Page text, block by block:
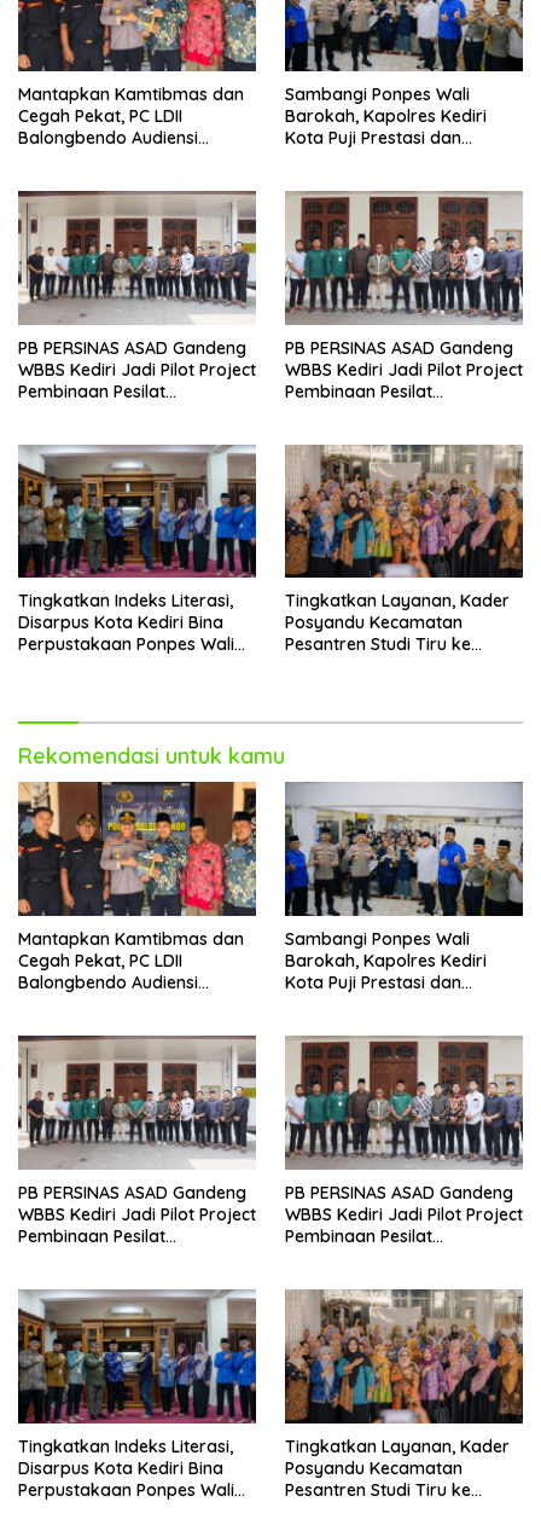
Mantapkan Kamtibmas dan
Cegah Pekat, PC LDII
Balongbendo Audiensi
Sambangi Ponpes Wali
Barokah, Kapolres Kediri
Kota Puji Prestasi dan
PB PERSINAS ASAD Gandeng
WBBS Kediri Jadi Pilot Project
Pembinaan Pesilat
PB PERSINAS ASAD Gandeng
WBBS Kediri Jadi Pilot Project
Pembinaan Pesilat
Tingkatkan Indeks Literasi,
Disarpus Kota Kediri Bina
Perpustakaan Ponpes Wali
Tingkatkan Layanan, Kader
Posyandu Kecamatan
Pesantren Studi Tiru ke
Rekomendasi untuk kamu
Mantapkan Kamtibmas dan
Cegah Pekat, PC LDII
Balongbendo Audiensi
Sambangi Ponpes Wali
Barokah, Kapolres Kediri
Kota Puji Prestasi dan
PB PERSINAS ASAD Gandeng
WBBS Kediri Jadi Pilot Project
Pembinaan Pesilat
PB PERSINAS ASAD Gandeng
WBBS Kediri Jadi Pilot Project
Pembinaan Pesilat
Tingkatkan Indeks Literasi,
Disarpus Kota Kediri Bina
Perpustakaan Ponpes Wali
Tingkatkan Layanan, Kader
Posyandu Kecamatan
Pesantren Studi Tiru ke